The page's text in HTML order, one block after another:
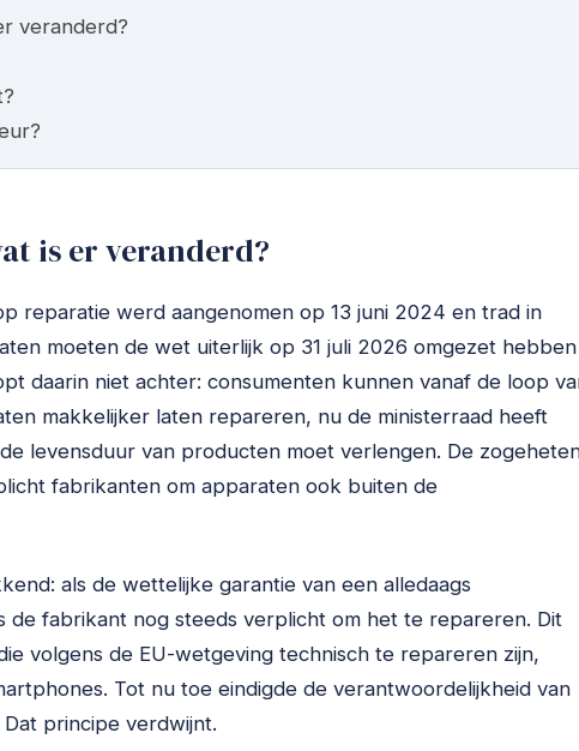
veranderd?
is er veranderd?
reparatie werd aangenomen op 13 juni 2024 en trad in
moeten de wet uiterlijk op 31 juli 2026 omgezet hebben
daarin niet achter: consumenten kunnen vanaf de loop
makkelijker laten repareren, nu de ministerraad heeft
levensduur van producten moet verlengen. De
fabrikanten om apparaten ook buiten de
als de wettelijke garantie van een alledaags
de fabrikant nog steeds verplicht om het te repareren. Dit
volgens de EU-wetgeving technisch te repareren zijn,
Tot nu toe eindigde de verantwoordelijkheid van
principe verdwijnt.